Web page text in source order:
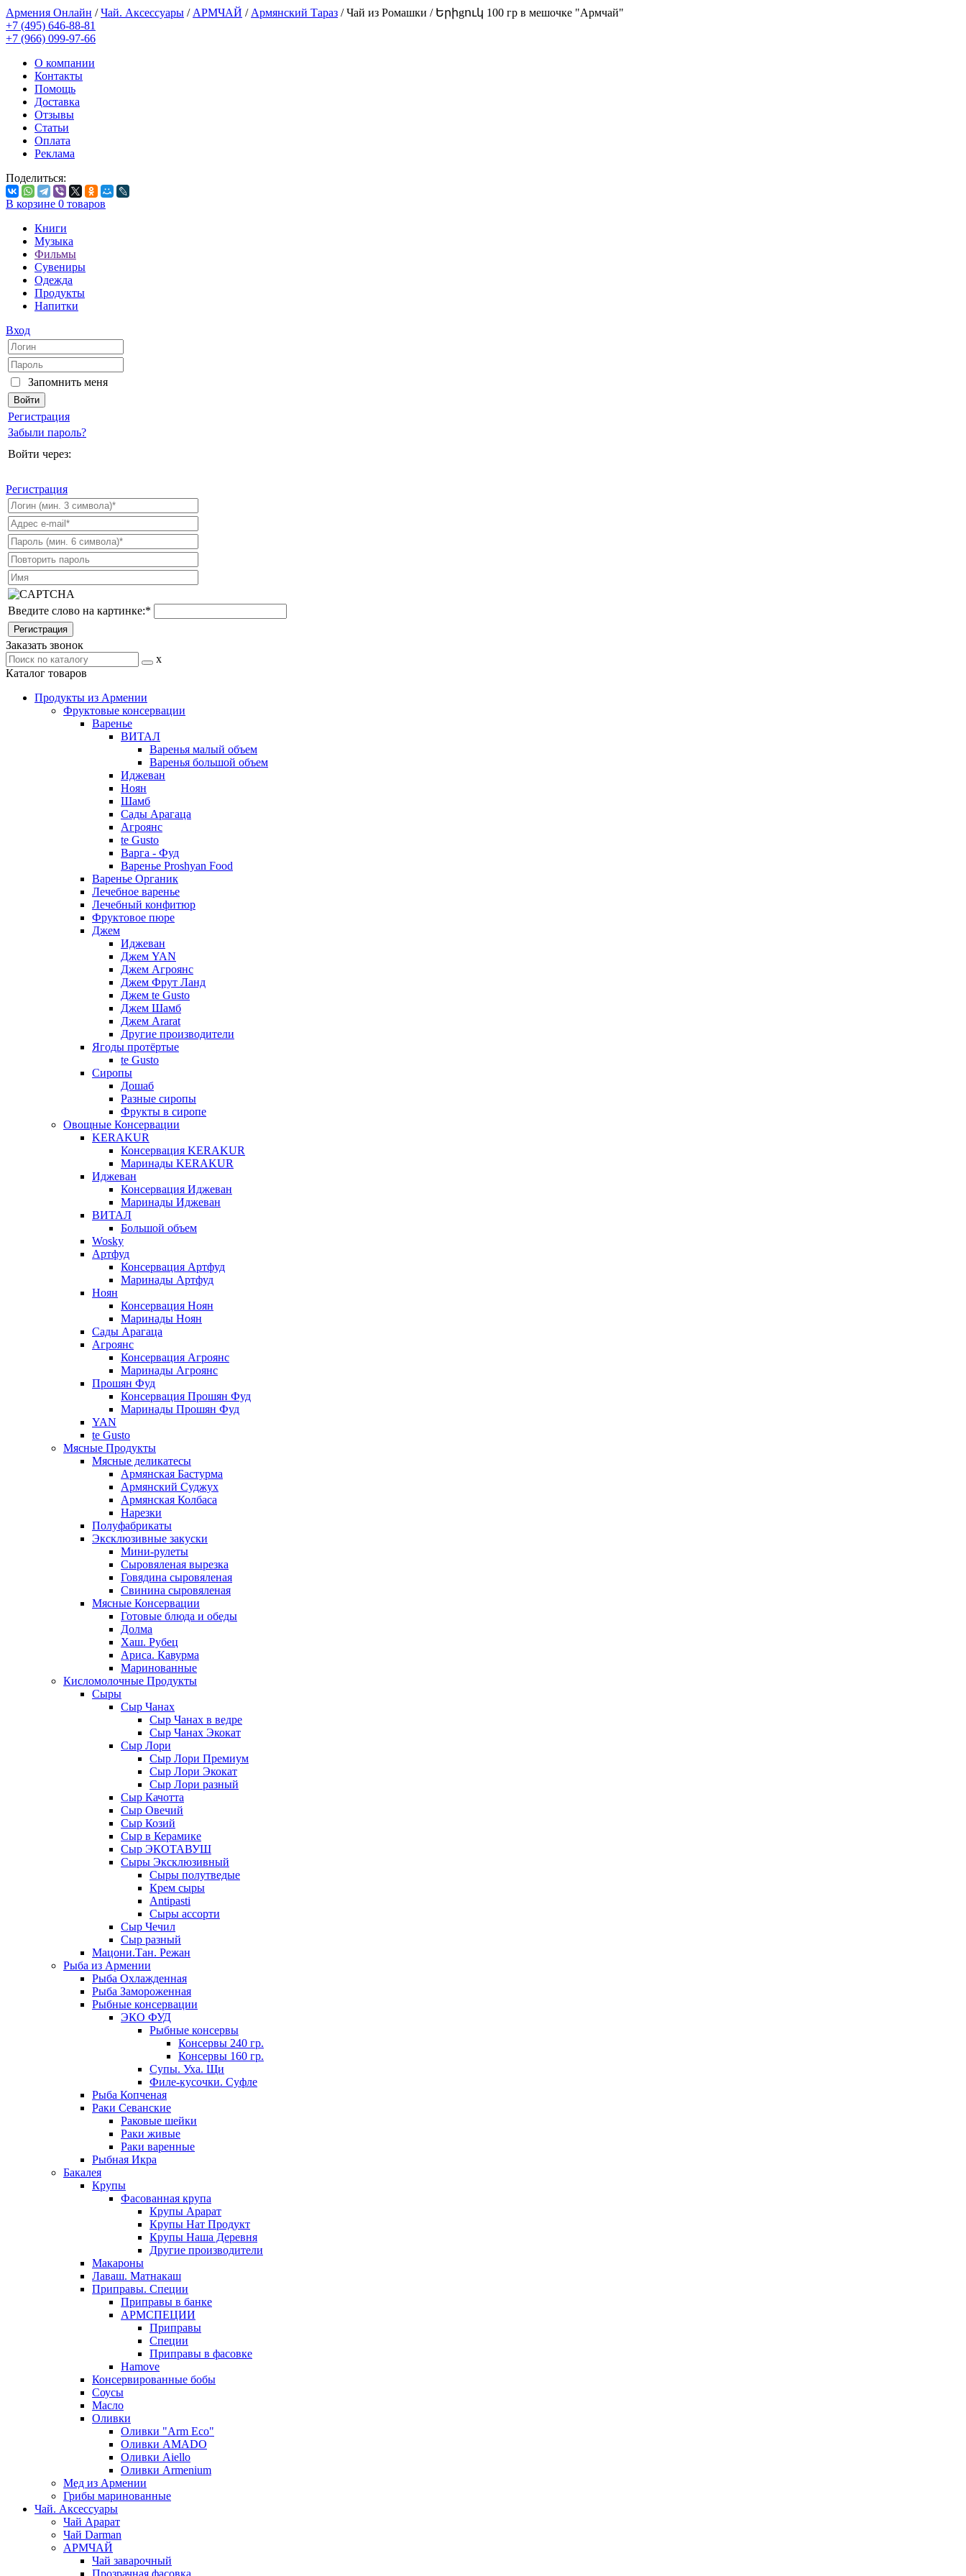
Армения Онлайн /Чай. Аксессуары / АРМЧАЙ / Армянский Тараз /Чай из Ромашки / Երիgուկ 100 гр в мешочке "Армчай"
+7 (495) 646-88-81
+7 (966) 099-97-66
О компании
Контакты
Помощь
Доставка
Отзывы
Статьи
Оплата
Реклама
Поделиться:
В корзине 0 товаров
Книги
Музыка
Фильмы
Сувениры
Одежда
Продукты
Напитки
Вход
Запомнить меня
Регистрация
Забыли пароль?
Войти через:
Регистрация
Введите слово на картинке:*
Заказать звонок
x
Каталог товаров
Продукты из Армении
Фруктовые консервации
Варенье
ВИТАЛ
Варенья малый объем
Варенья большой объем
Иджеван
Ноян
Шамб
Сады Арагаца
Агроянс
te Gusto
Варга - Фуд
Варенье Proshyan Food
Варенье Органик
Лечебное варенье
Лечебный конфитюр
Фруктовое пюре
Джем
Иджеван
Джем YAN
Джем Агроянс
Джем Фрут Ланд
Джем te Gusto
Джем Шамб
Джем Ararat
Другие производители
Ягоды протёртые
te Gusto
Сиропы
Дошаб
Разные сиропы
Фрукты в сиропе
Овощные Консервации
KERAKUR
Консервация KERAKUR
Маринады KERAKUR
Иджеван
Консервация Иджеван
Маринады Иджеван
ВИТАЛ
Большой объем
Wosky
Артфуд
Консервация Артфуд
Маринады Артфуд
Ноян
Консервация Ноян
Маринады Ноян
Сады Арагаца
Агроянс
Консервация Агроянс
Маринады Агроянс
Прошян Фуд
Консервация Прошян Фуд
Маринады Прошян Фуд
YAN
te Gusto
Мясные Продукты
Мясные деликатесы
Армянская Бастурма
Армянский Суджух
Армянская Колбаса
Нарезки
Полуфабрикаты
Эксклюзивные закуски
Мини-рулеты
Сыровяленая вырезка
Говядина сыровяленая
Свинина сыровяленая
Мясные Консервации
Готовые блюда и обеды
Долма
Хаш. Рубец
Ариса. Кавурма
Маринованные
Кисломолочные Продукты
Сыры
Сыр Чанах
Сыр Чанах в ведре
Сыр Чанах Экокат
Сыр Лори
Сыр Лори Премиум
Сыр Лори Экокат
Сыр Лори разный
Сыр Качотта
Сыр Овечий
Сыр Козий
Сыр в Керамике
Сыр ЭКОТАВУШ
Сыры Эксклюзивный
Сыры полутведые
Крем сыры
Antipasti
Сыры ассорти
Сыр Чечил
Сыр разный
Мацони.Тан. Режан
Рыба из Армении
Рыба Охлажденная
Рыба Замороженная
Рыбные консервации
ЭКО ФУД
Рыбные консервы
Консервы 240 гр.
Консервы 160 гр.
Супы. Уха. Щи
Филе-кусочки. Суфле
Рыба Копченая
Раки Севанские
Раковые шейки
Раки живые
Раки варенные
Рыбная Икра
Бакалея
Крупы
Фасованная крупа
Крупы Арарат
Крупы Нат Продукт
Крупы Наша Деревня
Другие производители
Макароны
Лаваш. Матнакаш
Приправы. Специи
Приправы в банке
АРМСПЕЦИИ
Приправы
Специи
Приправы в фасовке
Hamove
Консервированные бобы
Соусы
Масло
Оливки
Оливки "Arm Eco"
Оливки AMADO
Оливки Aiello
Оливки Armenium
Мед из Армении
Грибы маринованные
Чай. Аксессуары
Чай Арарат
Чай Darman
АРМЧАЙ
Чай заварочный
Прозрачная фасовка